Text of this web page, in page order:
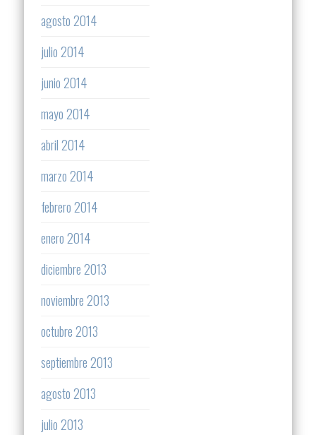
agosto 2014
julio 2014
junio 2014
mayo 2014
abril 2014
marzo 2014
febrero 2014
enero 2014
diciembre 2013
noviembre 2013
octubre 2013
septiembre 2013
agosto 2013
julio 2013